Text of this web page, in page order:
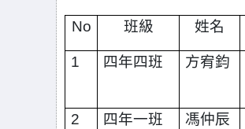
No 班級 姓名
1 四年四班 方宥鈞
2 四年一班 馮仲辰